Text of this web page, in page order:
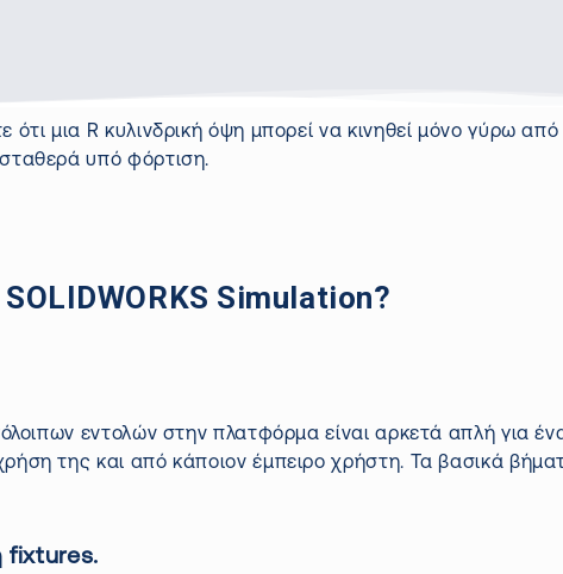
ότι μια R κυλινδρική όψη μπορεί να κινηθεί μόνο γύρω
υπό φόρτιση.
Simulation?
εντολών στην πλατφόρμα είναι αρκετά απλή για
της και από κάποιον έμπειρο χρήστη. Τα βασικά
fixtures.